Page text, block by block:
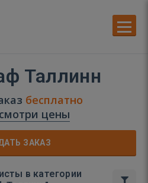
Таллинн
бесплатно
цены
ЗАКАЗ
в категории